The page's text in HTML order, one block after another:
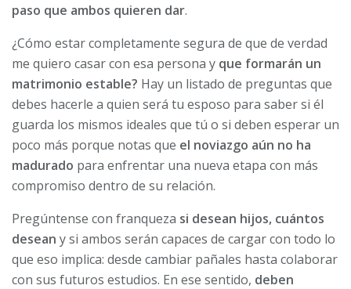
paso que ambos quieren dar.
¿Cómo estar completamente segura de que de verdad
me quiero casar con esa persona y que formarán un
matrimonio estable? Hay un listado de preguntas que
debes hacerle a quien será tu esposo para saber si él
guarda los mismos ideales que tú o si deben esperar un
poco más porque notas que el noviazgo aún no ha
madurado para enfrentar una nueva etapa con más
compromiso dentro de su relación.
Pregúntense con franqueza si desean hijos, cuántos
desean y si ambos serán capaces de cargar con todo lo
que eso implica: desde cambiar pañales hasta colaborar
con sus futuros estudios. En ese sentido, deben